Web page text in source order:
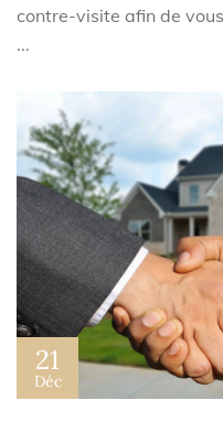
contre-visite afin de
...
21
Déc